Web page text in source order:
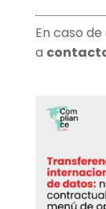
En caso
a